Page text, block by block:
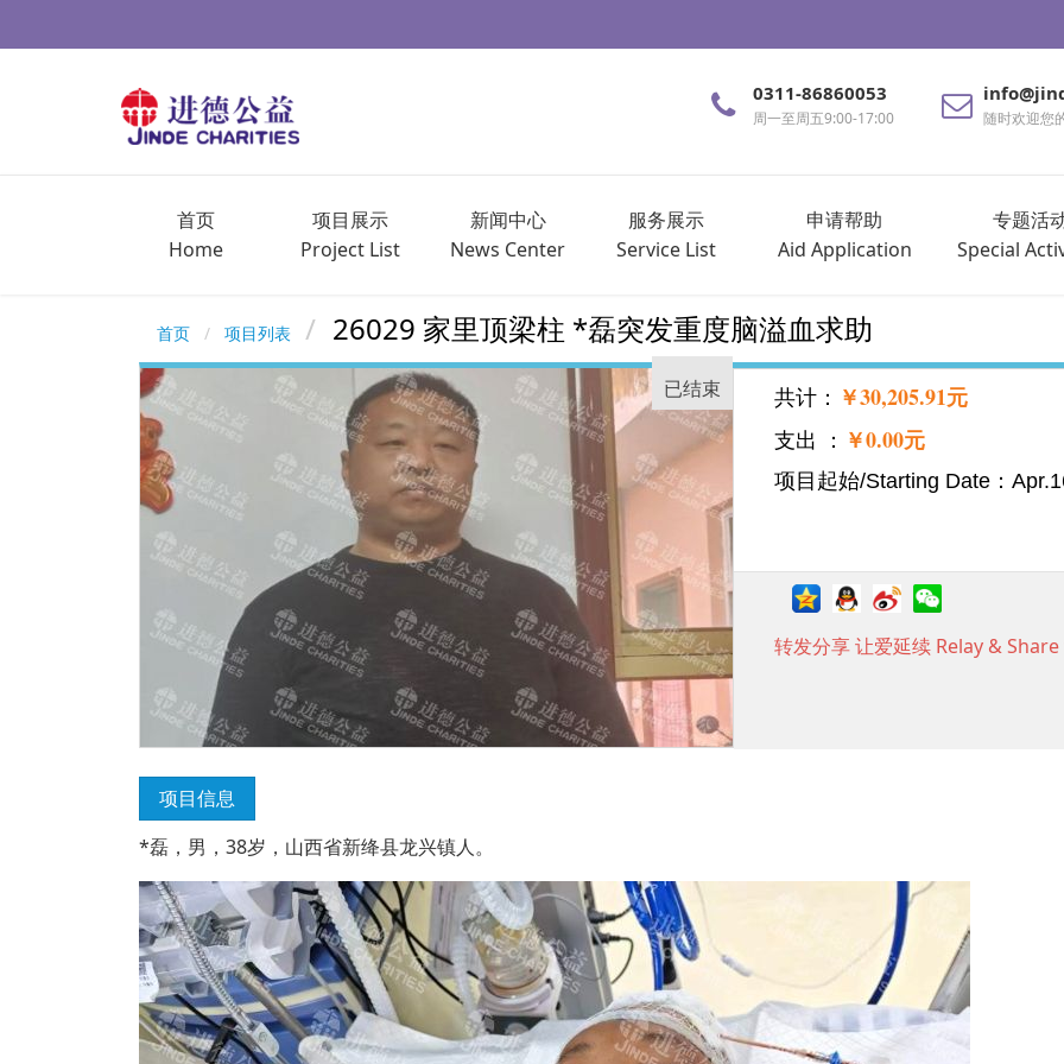
0311-86860053
周一至周五9:00-17:00 随时欢迎您
首页
Home
项目展示
Project List
新闻中心
News Center
服务展示
Service List
申请帮助
Aid Application
专题活
Special
首页 项目列表 26029 家里顶梁柱 *磊突发重度脑溢血求助
已结束 共计： ￥30,205.91元
支出 ： ￥0.00元
项目起始/Starting Date：
转发分享 让爱延续 Relay &
项目信息
*磊，男，38岁，山西省新绛县龙兴镇人。